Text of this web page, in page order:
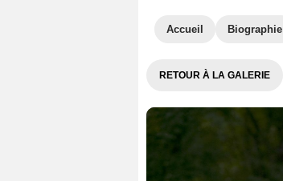
Accueil Biographie
RETOUR À LA GALERIE